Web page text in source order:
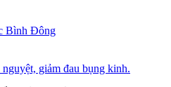
Bình Đông
giảm đau bụng kinh.